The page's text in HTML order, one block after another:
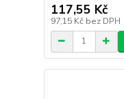
117,55 Kč
97,15 Kč bez DPH